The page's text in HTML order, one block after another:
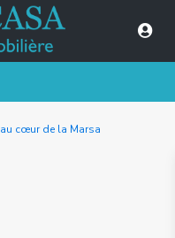
cœur de la Marsa